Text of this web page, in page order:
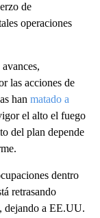
de
operaciones
las acciones de
han matado a
el alto el fuego
del plan depende
dentro
retrasando
dejando a EE.UU.